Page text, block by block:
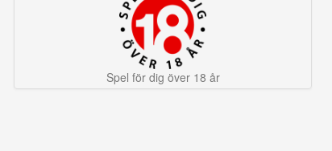
Spel för dig över 18 år